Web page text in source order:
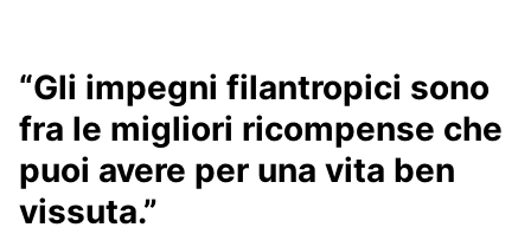
“Gli impegni filantropici sono
fra le migliori ricompense che
puoi avere per una vita ben
vissuta.”